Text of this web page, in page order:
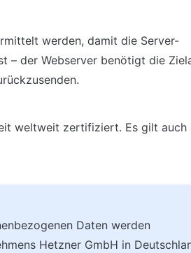
werden, damit die Server-
– der Webserver benötigt die
weltweit zertifiziert. Es gilt auch
Daten werden
Hetzner GmbH in